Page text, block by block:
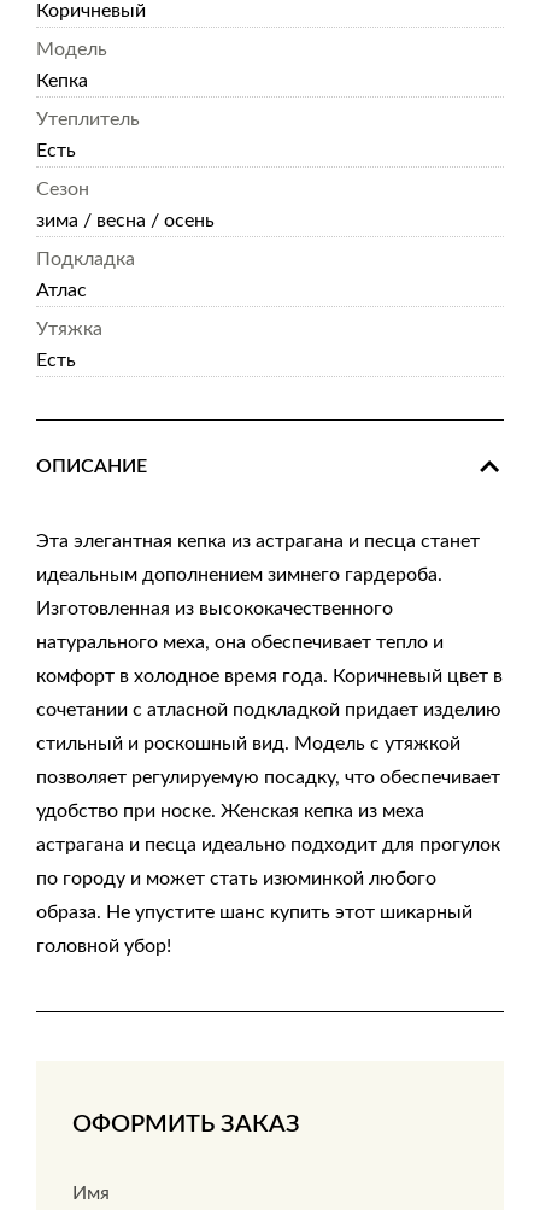
Коричневый
Модель
Кепка
Утеплитель
Есть
Сезон
зима / весна / осень
Подкладка
Атлас
Утяжка
Есть
ОПИСАНИЕ
Эта элегантная кепка из астрагана и песца станет
идеальным дополнением зимнего гардероба.
Изготовленная из высококачественного
натурального меха, она обеспечивает тепло и
комфорт в холодное время года. Коричневый цвет в
сочетании с атласной подкладкой придает изделию
стильный и роскошный вид. Модель с утяжкой
позволяет регулируемую посадку, что обеспечивает
удобство при носке. Женская кепка из меха
астрагана и песца идеально подходит для прогулок
по городу и может стать изюминкой любого
образа. Не упустите шанс купить этот шикарный
головной убор!
ОФОРМИТЬ ЗАКАЗ